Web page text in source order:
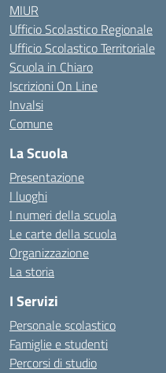
MIUR
Ufficio Scolastico Regionale
Ufficio Scolastico Territoriale
Scuola in Chiaro
Iscrizioni On Line
Invalsi
Comune
La Scuola
Presentazione
I luoghi
I numeri della scuola
Le carte della scuola
Organizzazione
La storia
I Servizi
Personale scolastico
Famiglie e studenti
Percorsi di studio